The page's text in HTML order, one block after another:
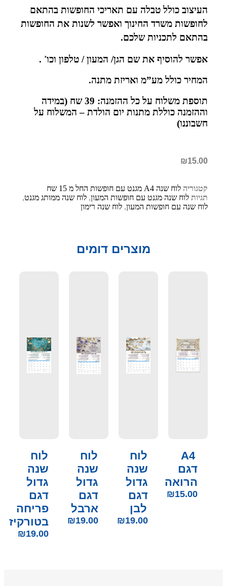
העיצוב כולל טבלה עם תאריכי החופשות בהתאם
לחופשות משרד החינוך ואפשר לשנות את החופשות
בהתאם לתכניות שלכם.
אפשר להוסיף את שם הגן/ המעון / טלפון וכו' .
המחיר כולל מע”מ ואריזת מתנה.
תוספת משלוח על כל ההזמנה: 39 שח (במידה
וההזמנה כוללת מתנות יום הולדת – המשלוח על
חשבוננו)
₪15.00
קטגוריה לוח שנה A4 מגנט עם חופשות החל מ 15 שח
תגיות לוח שנה מגנט עם חופשות המעון, לוח שנה ממותג מגנט,
לוח שנה עם חופשות המעון, לוח שנה רימון
מוצרים דומים
A4
דגם
הרואה
₪15.00
לוח
שנה
גדול
דגם
לבן
₪19.00
לוח
שנה
גדול
דגם
ארבל
₪19.00
לוח
שנה
גדול
דגם
פריחה
בטורקיז
₪19.00